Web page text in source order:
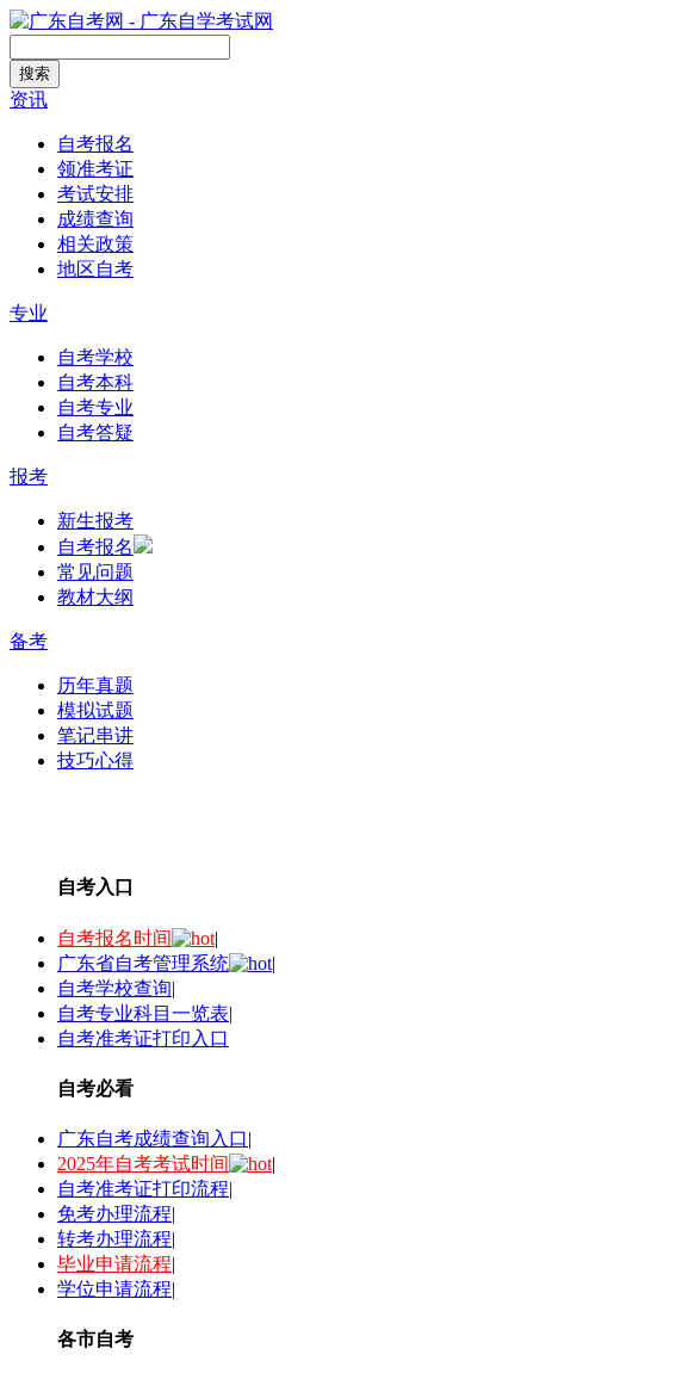
搜索
资讯
自考报名
领准考证
考试安排
成绩查询
相关政策
地区自考
专业
自考学校
自考本科
自考专业
自考答疑
报考
新生报考
自考报名
常见问题
教材大纲
备考
历年真题
模拟试题
笔记串讲
技巧心得
自考入口
自考报名时间
|
广东省自考管理系统
|
自考学校查询|
自考专业科目一览表|
自考准考证打印入口
自考必看
广东自考成绩查询入口|
2025年自考考试时间
|
自考准考证打印流程|
免考办理流程|
转考办理流程|
毕业申请流程|
学位申请流程|
各市自考